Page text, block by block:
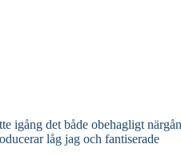
igång det både obehagligt
låg jag och fantiserade